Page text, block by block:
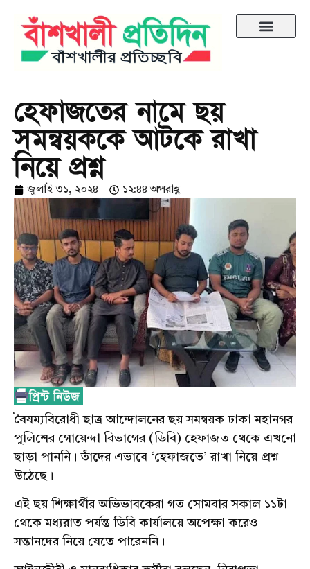
হেফাজতের নামে ছয়
সমন্বয়ককে আটকে রাখা
নিয়ে প্রশ্ন
জুলাই ৩১, ২০২৪ ১২:৪৪ অপরাহ্ণ
বৈষম্যবিরোধী ছাত্র আন্দোলনের ছয় সমন্বয়ক ঢাকা মহানগর
পুলিশের গোয়েন্দা বিভাগের (ডিবি) হেফাজত থেকে এখনো
ছাড়া পাননি। তাঁদের এভাবে ‘হেফাজতে’ রাখা নিয়ে প্রশ্ন
উঠেছে।
এই ছয় শিক্ষার্থীর অভিভাবকেরা গত সোমবার সকাল ১১টা
থেকে মধ্যরাত পর্যন্ত ডিবি কার্যালয়ে অপেক্ষা করেও
সন্তানদের নিয়ে যেতে পারেননি।